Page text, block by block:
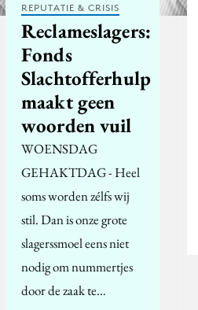
REPUTATIE & CRISIS
Reclameslagers:
Fonds
Slachtofferhulp
maakt geen
woorden vuil
WOENSDAG
GEHAKTDAG - Heel
soms worden zélfs wij
stil. Dan is onze grote
slagerssmoel eens niet
nodig om nummertjes
door de zaak te…